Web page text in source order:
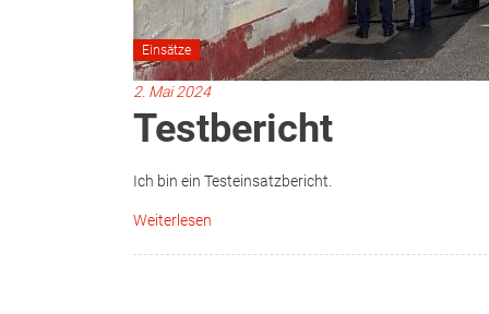
Einsätze
2. Mai 2024
Testbericht
Ich bin ein Testeinsatzbericht.
Weiterlesen